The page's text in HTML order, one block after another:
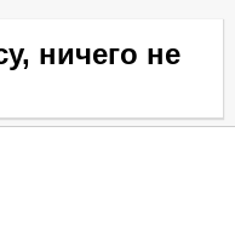
ничего не